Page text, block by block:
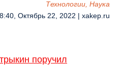
Технологии, Наука
Октябрь 22, 2022 | xakep.ru
поручил